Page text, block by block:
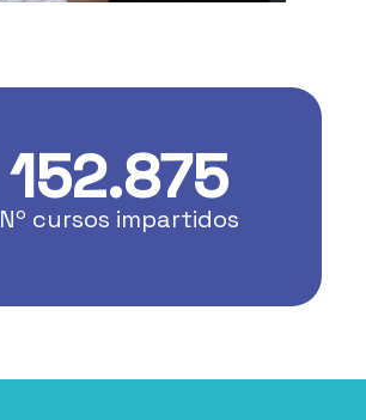
152.875
Nº cursos impartidos